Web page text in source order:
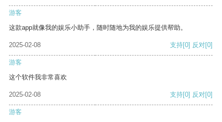
游客
这款app就像我的娱乐小助手，随时随地为我的娱乐提供帮助。
2025-02-08 支持[0] 反对[0]
游客
这个软件我非常喜欢
2025-02-08 支持[0] 反对[0]
游客